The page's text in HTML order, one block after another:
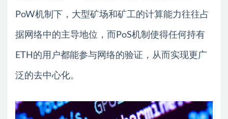
PoW机制下，大型矿场和矿工的计算能力往往占
据网络中的主导地位，而PoS机制使得任何持有
ETH的用户都能参与网络的验证，从而实现更广
泛的去中心化。